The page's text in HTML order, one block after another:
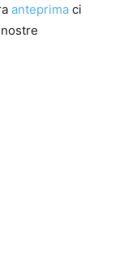
anteprima ci